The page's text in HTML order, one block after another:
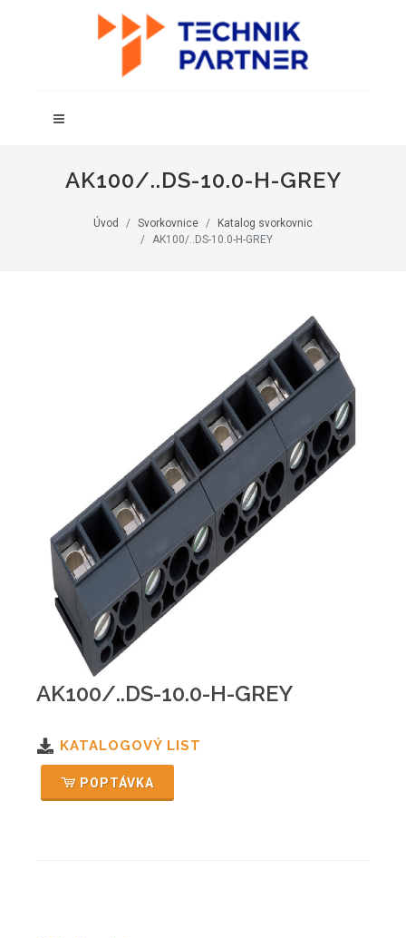
AK100/..DS-10.0-H-GREY
Úvod Svorkovnice
Katalog svorkovnic
AK100/..DS-10.0-H-GREY
AK100/..DS-10.0-H-GREY
KATALOGOVÝ LIST
POPTÁVKA